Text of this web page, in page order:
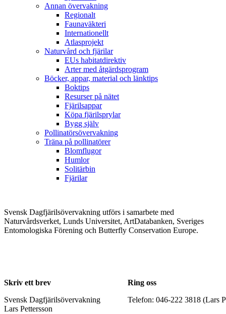
Annan övervakning
Regionalt
Faunaväkteri
Internationellt
Atlasprojekt
Naturvård och fjärilar
EUs habitatdirektiv
Arter med åtgärdsprogram
Böcker, appar, material och länktips
Boktips
Resurser på nätet
Fjärilsappar
Köpa fjärilsprylar
Bygg själv
Pollinatörsövervakning
Träna på pollinatörer
Blomflugor
Humlor
Solitärbin
Fjärilar
Svensk Dagfjärilsövervakning utförs i samarbete med
Naturvårdsverket, Lunds Universitet, ArtDatabanken, Sveriges
Entomologiska Förening och Butterfly Conservation Europe.
Skriv ett brev
Svensk Dagfjärilsövervakning
Lars Pettersson
Ring oss
Telefon: 046-222 3818 (Lars